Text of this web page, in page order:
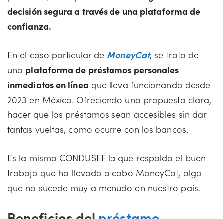
decisión segura a través de una plataforma de
confianza.
En el caso particular de MoneyCat, se trata de
una plataforma de préstamos personales
inmediatos en línea que lleva funcionando desde
2023 en México. Ofreciendo una propuesta clara,
hacer que los préstamos sean accesibles sin dar
tantas vueltas, como ocurre con los bancos.
Es la misma CONDUSEF la que respalda el buen
trabajo que ha llevado a cabo MoneyCat, algo
que no sucede muy a menudo en nuestro país.